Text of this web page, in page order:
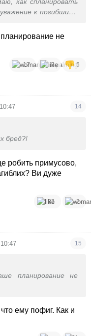
как спланировать
к погибшим?
не
17 3 5
14
бред?!
робить примусово,
Ви дуже
32 2
15
планирование не
ему пофиг. Как и